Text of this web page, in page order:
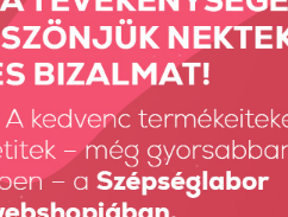
MN Formakő - Xtasy Pink 100 db
3690 Ft